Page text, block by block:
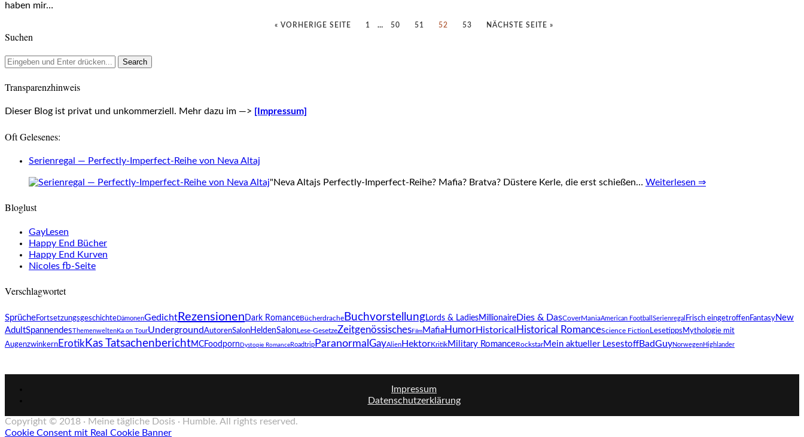
haben mir…
« VORHERIGE SEITE 1 … 50 51 52 53 NÄCHSTE SEITE »
Suchen
Transparenzhinweis
Dieser Blog ist privat und unkommerziell. Mehr dazu im —> [Impressum]
Oft Gelesenes:
Serienregal — Perfectly-Imperfect-Reihe von Neva Altaj
"Neva Altajs Perfectly-Imperfect-Reihe? Mafia? Bratva? Düstere Kerle, die erst schießen… Weiterlesen ⇒
Bloglust
GayLesen
Happy End Bücher
Happy End Kurven
Nicoles fb-Seite
Verschlagwortet
SprücheFortsetzungsgeschichteDämonenGedichtRezensionen Dark RomanceBücherdrache BuchvorstellungLords & LadiesMillionaire Dies & DasCoverManiaAmerican Football Serienregal Frisch eingetroffenFantasyNew
AdultSpannendesThemenweltenKa on TourUndergroundAutorenSalonHeldenSalonLese-GesetzeZeitgenössisches Film Mafia Humor Historical Historical RomanceScience Fiction Lesetipps Mythologie mit
Augenzwinkern Erotik Kas TatsachenberichtMCFoodporn Dystopie Romance Roadtrip Paranormal GayAlien HektorKritikMilitary RomanceRockstarMein aktueller Lesestoff BadGuyNorwegenHighlander
Impressum
Datenschutzerklärung
Copyright © 2018 · Meine tägliche Dosis · Humble. All rights reserved.
Cookie Consent mit Real Cookie Banner